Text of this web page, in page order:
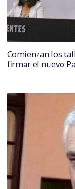
Comienzan los
firmar el nuevo